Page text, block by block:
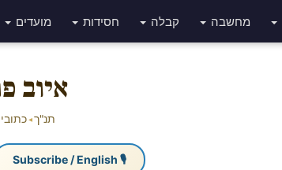
מחשבה קבלה חסידות מועדים
איוב
תנ"ך ◂
🎙 Subscribe / English